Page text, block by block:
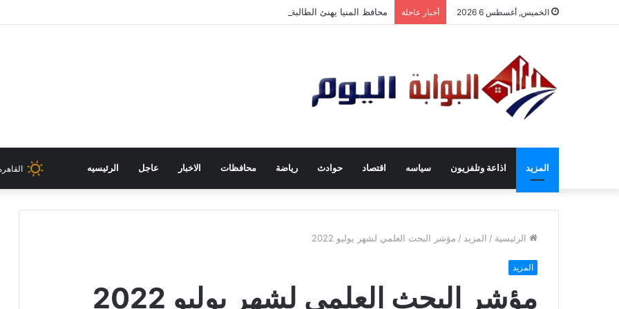
الخميس, أغسطس 6 2026 أخبار عاجلة محافظ المنيا يهنئ الطالبة مريم وائل الثانية على مستوى الجمهورية في الثانوية العامة
المزيد اذاعة وتلفزيون سياسه اقتصاد حوادث رياضة محافظات الاخبار عاجل الرئيسيه
الرئيسية / المزيد / مؤشر البحث العلمي لشهر يوليو 2022
المزيد
مؤشر البحث العلمي لشهر يوليو 2022